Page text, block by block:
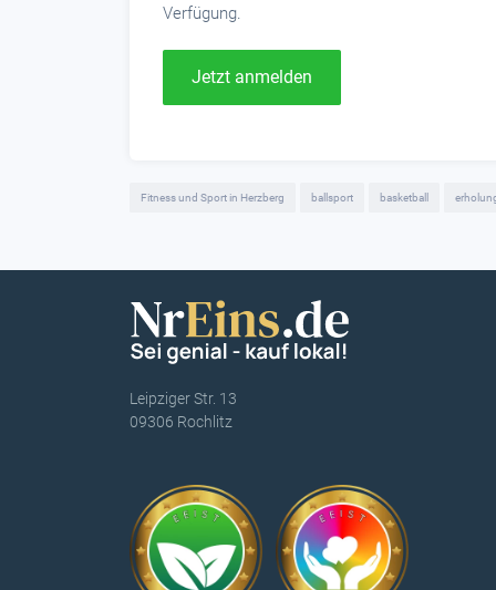
Verfügung.
Jetzt anmelden
Fitness und Sport in Herzberg ballsport basketball
Leipziger Str. 13
09306 Rochlitz